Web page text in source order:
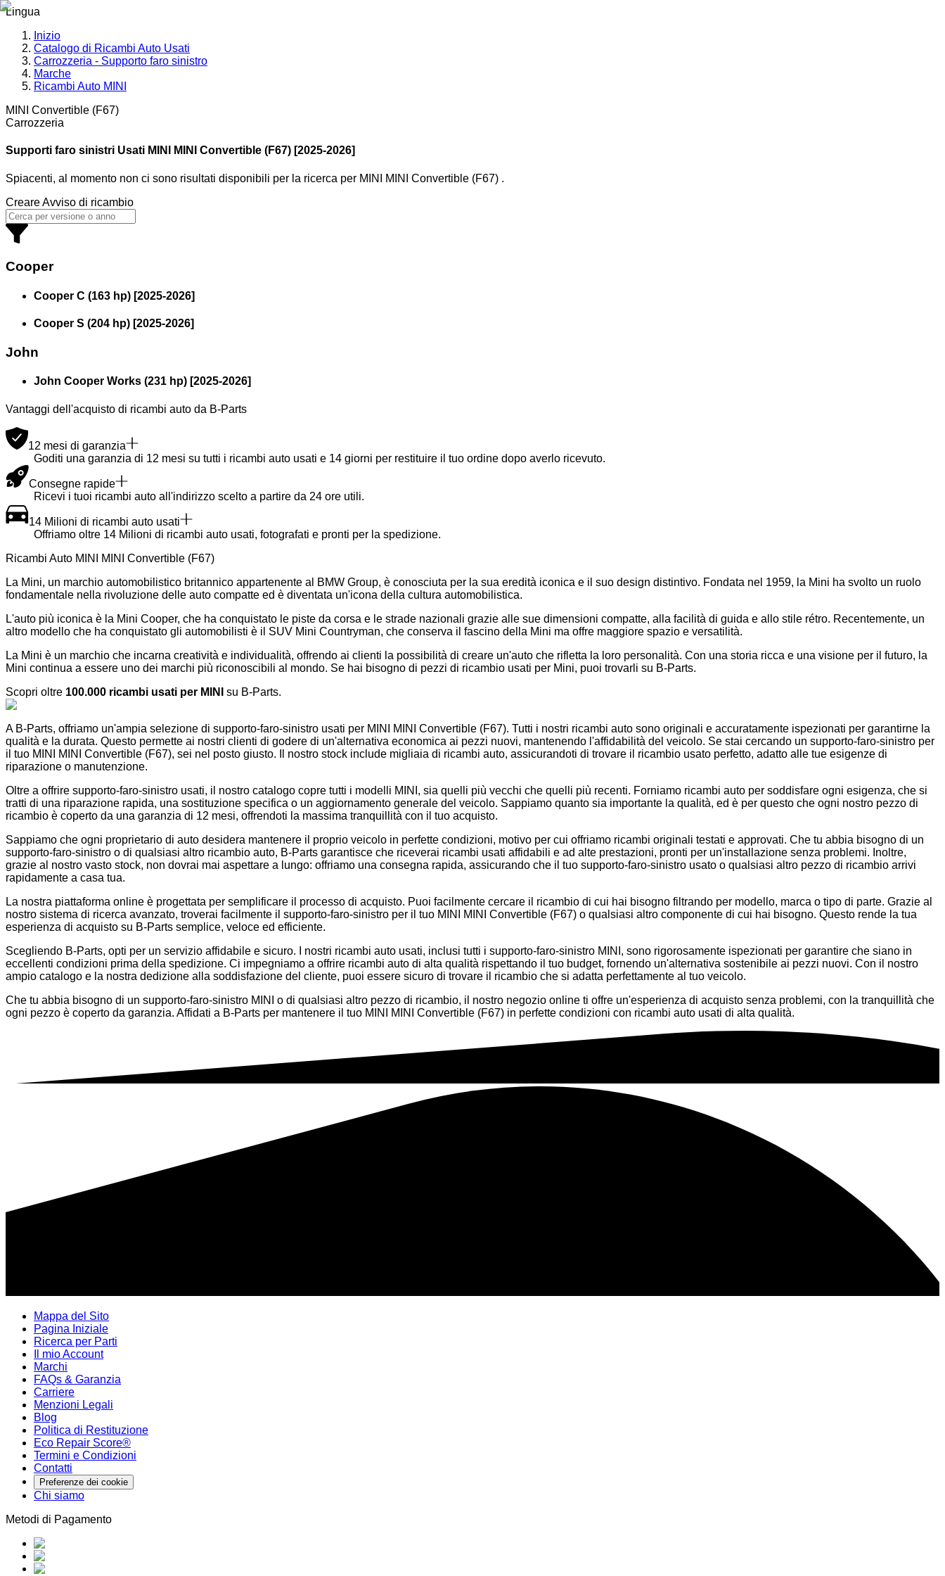
Lingua
Inizio
Catalogo di Ricambi Auto Usati
Carrozzeria - Supporto faro sinistro
Marche
Ricambi Auto MINI
MINI Convertible (F67)
Carrozzeria
Supporti faro sinistri Usati MINI MINI Convertible (F67) [2025-2026]
Spiacenti, al momento non ci sono risultati disponibili per la ricerca per MINI MINI Convertible (F67) .
Creare Avviso di ricambio
Cooper
Cooper C (163 hp) [2025-2026]
Cooper S (204 hp) [2025-2026]
John
John Cooper Works (231 hp) [2025-2026]
Vantaggi dell'acquisto di ricambi auto da B-Parts
12 mesi di garanzia
Goditi una garanzia di 12 mesi su tutti i ricambi auto usati e 14 giorni per restituire il tuo ordine dopo averlo ricevuto.
Consegne rapide
Ricevi i tuoi ricambi auto all'indirizzo scelto a partire da 24 ore utili.
14 Milioni di ricambi auto usati
Offriamo oltre 14 Milioni di ricambi auto usati, fotografati e pronti per la spedizione.
Ricambi Auto MINI MINI Convertible (F67)
La Mini, un marchio automobilistico britannico appartenente al BMW Group, è conosciuta per la sua eredità iconica e il suo design distintivo. Fondata nel 1959, la Mini ha svolto un ruolo
fondamentale nella rivoluzione delle auto compatte ed è diventata un'icona della cultura automobilistica.
L'auto più iconica è la Mini Cooper, che ha conquistato le piste da corsa e le strade nazionali grazie alle sue dimensioni compatte, alla facilità di guida e allo stile rétro. Recentemente, un
altro modello che ha conquistato gli automobilisti è il SUV Mini Countryman, che conserva il fascino della Mini ma offre maggiore spazio e versatilità.
La Mini è un marchio che incarna creatività e individualità, offrendo ai clienti la possibilità di creare un'auto che rifletta la loro personalità. Con una storia ricca e una visione per il futuro, la
Mini continua a essere uno dei marchi più riconoscibili al mondo. Se hai bisogno di pezzi di ricambio usati per Mini, puoi trovarli su B-Parts.
Scopri oltre 100.000 ricambi usati per MINI su B-Parts.
A B-Parts, offriamo un'ampia selezione di supporto-faro-sinistro usati per MINI MINI Convertible (F67). Tutti i nostri ricambi auto sono originali e accuratamente ispezionati per garantirne la
qualità e la durata. Questo permette ai nostri clienti di godere di un'alternativa economica ai pezzi nuovi, mantenendo l'affidabilità del veicolo. Se stai cercando un supporto-faro-sinistro per
il tuo MINI MINI Convertible (F67), sei nel posto giusto. Il nostro stock include migliaia di ricambi auto, assicurandoti di trovare il ricambio usato perfetto, adatto alle tue esigenze di
riparazione o manutenzione.
Oltre a offrire supporto-faro-sinistro usati, il nostro catalogo copre tutti i modelli MINI, sia quelli più vecchi che quelli più recenti. Forniamo ricambi auto per soddisfare ogni esigenza, che si
tratti di una riparazione rapida, una sostituzione specifica o un aggiornamento generale del veicolo. Sappiamo quanto sia importante la qualità, ed è per questo che ogni nostro pezzo di
ricambio è coperto da una garanzia di 12 mesi, offrendoti la massima tranquillità con il tuo acquisto.
Sappiamo che ogni proprietario di auto desidera mantenere il proprio veicolo in perfette condizioni, motivo per cui offriamo ricambi originali testati e approvati. Che tu abbia bisogno di un
supporto-faro-sinistro o di qualsiasi altro ricambio auto, B-Parts garantisce che riceverai ricambi usati affidabili e ad alte prestazioni, pronti per un'installazione senza problemi. Inoltre,
grazie al nostro vasto stock, non dovrai mai aspettare a lungo: offriamo una consegna rapida, assicurando che il tuo supporto-faro-sinistro usato o qualsiasi altro pezzo di ricambio arrivi
rapidamente a casa tua.
La nostra piattaforma online è progettata per semplificare il processo di acquisto. Puoi facilmente cercare il ricambio di cui hai bisogno filtrando per modello, marca o tipo di parte. Grazie al
nostro sistema di ricerca avanzato, troverai facilmente il supporto-faro-sinistro per il tuo MINI MINI Convertible (F67) o qualsiasi altro componente di cui hai bisogno. Questo rende la tua
esperienza di acquisto su B-Parts semplice, veloce ed efficiente.
Scegliendo B-Parts, opti per un servizio affidabile e sicuro. I nostri ricambi auto usati, inclusi tutti i supporto-faro-sinistro MINI, sono rigorosamente ispezionati per garantire che siano in
eccellenti condizioni prima della spedizione. Ci impegniamo a offrire ricambi auto di alta qualità rispettando il tuo budget, fornendo un'alternativa sostenibile ai pezzi nuovi. Con il nostro
ampio catalogo e la nostra dedizione alla soddisfazione del cliente, puoi essere sicuro di trovare il ricambio che si adatta perfettamente al tuo veicolo.
Che tu abbia bisogno di un supporto-faro-sinistro MINI o di qualsiasi altro pezzo di ricambio, il nostro negozio online ti offre un'esperienza di acquisto senza problemi, con la tranquillità che
ogni pezzo è coperto da garanzia. Affidati a B-Parts per mantenere il tuo MINI MINI Convertible (F67) in perfette condizioni con ricambi auto usati di alta qualità.
Mappa del Sito
Pagina Iniziale
Ricerca per Parti
Il mio Account
Marchi
FAQs & Garanzia
Carriere
Menzioni Legali
Blog
Politica di Restituzione
Eco Repair Score®
Termini e Condizioni
Contatti
Preferenze dei cookie
Chi siamo
Metodi di Pagamento